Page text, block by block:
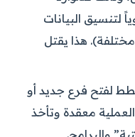
لتنسيق البيانات
هذا يقتل
لفتح فرع جديد أو
معقدة وتأخذ
والبرامج.